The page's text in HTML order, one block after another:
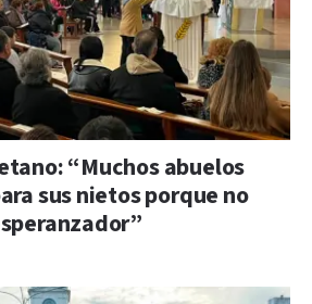
“Muchos abuelos
sus nietos porque no